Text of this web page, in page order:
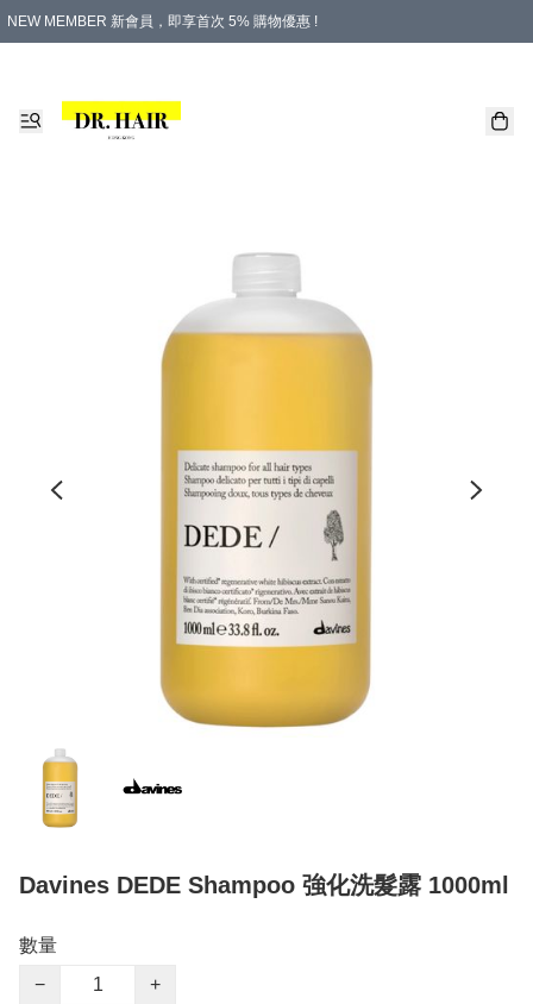
NEW MEMBER 新會員，即享首次 5% 購物優惠 !
Davines DEDE Shampoo 強化洗髮露 1000ml
數量
−
+